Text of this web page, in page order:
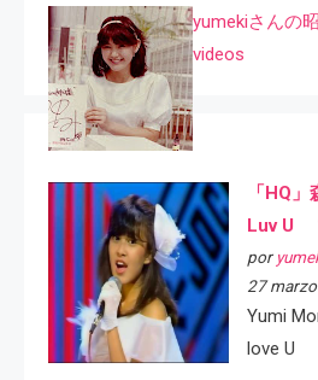
yumekiさんの
videos
「HQ
Luv U
por
27
Yumi
love U